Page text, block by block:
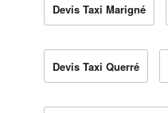
Devis Taxi Marigné
Devis Taxi Querré